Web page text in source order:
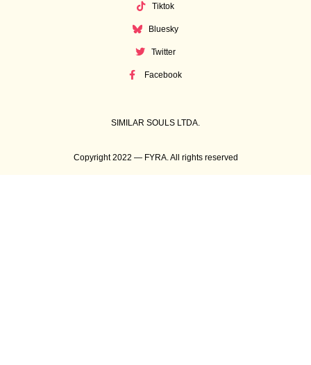
Tiktok
Bluesky
Twitter
Facebook
SIMILAR SOULS LTDA.
Copyright 2022 — FYRA. All rights reserved